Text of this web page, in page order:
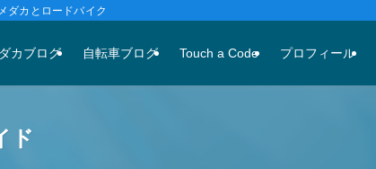
ダカとロードバイク
カブログ 自転車ブログ Touch a Code プロフィール
ド